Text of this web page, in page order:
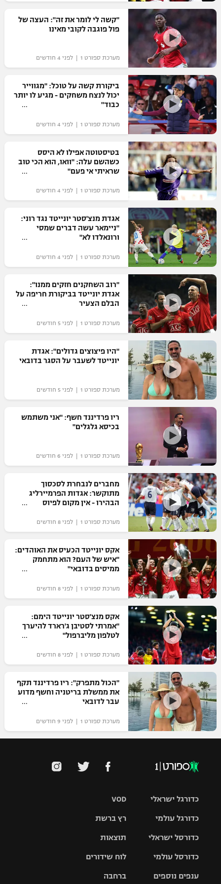
רשיון להקרנה פומבית לבית עסק
הצטרפות לחבילת הערוצים
לוח דרושים – ג'ובנט
תגיות
המגזין
"קשה לי לומר את זה": העצה של
פול פוגבה לקובי מאינו
מערכת ספורט 1 | לפני 4 חודשים
ביקורת קשה על טוכל: "מגווייר
יכול לנצח משחקים - מגיע לו יותר
כבוד"
מערכת ספורט 1 | לפני 4 חודשים
בטיסטוטה אפילו לא היסס
כשהשם עלה: "וואו, הוא הכי טוב
שראיתי אי פעם"
מערכת ספורט 1 | לפני 4 חודשים
אגדת מנצ'סטר יונייטד נגד רוני:
"ניימאר עשה דברים שמסי
ורונאלדו לא"
מערכת ספורט 1 | לפני 4 חודשים
"רוב השחקנים חזקים ממנו":
אגדת יונייטד בביקורת חריפה על
הבלם הצעיר
מערכת ספורט 1 | לפני 5 חודשים
"היו פיצוצים גדולים": אגדת
יונייטד לשעבר על הסגר בדובאי
מערכת ספורט 1 | לפני 5 חודשים
ריו פרדיננד חשף: "אני משתמש
בכיסא גלגלים"
מערכת ספורט 1 | לפני 6 חודשים
מחברים לנבחרת לסכסוך
מתוקשר: אגדות הפרמיירליג
הבהירו - אין מקום לפיוס
מערכת ספורט 1 | לפני 8 חודשים
אקס יונייטד הכעיס את האוהדים:
"איש של העם? הוא מתחמק
ממיסים בדובאי"
מערכת ספורט 1 | לפני 8 חודשים
אקס מנצ'סטר יונייטד הימם:
"אמרתי לסטיבן ג'רארד להיערך
לטלפון מליברפול"
מערכת ספורט 1 | לפני 8 חודשים
"הכול מתפרק": ריו פרדיננד תקף
את ממשלת בריטניה וחשף מדוע
עבר לדובאי
מערכת ספורט 1 | לפני 9 חודשים
VOD
רץ ברשת
תוצאות
לוח שידורים
ברחבה
כדורגל ישראלי
גביע הטוטו
כדורגל עולמי
האלופות
ליגה
כדורסל ישראלי
סל
כדורסל עולמי
ענפים נוספים